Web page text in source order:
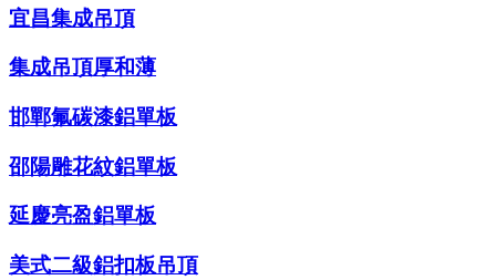
宜昌集成吊頂
集成吊頂厚和薄
邯鄲氟碳漆鋁單板
邵陽雕花紋鋁單板
延慶亮盈鋁單板
美式二級鋁扣板吊頂